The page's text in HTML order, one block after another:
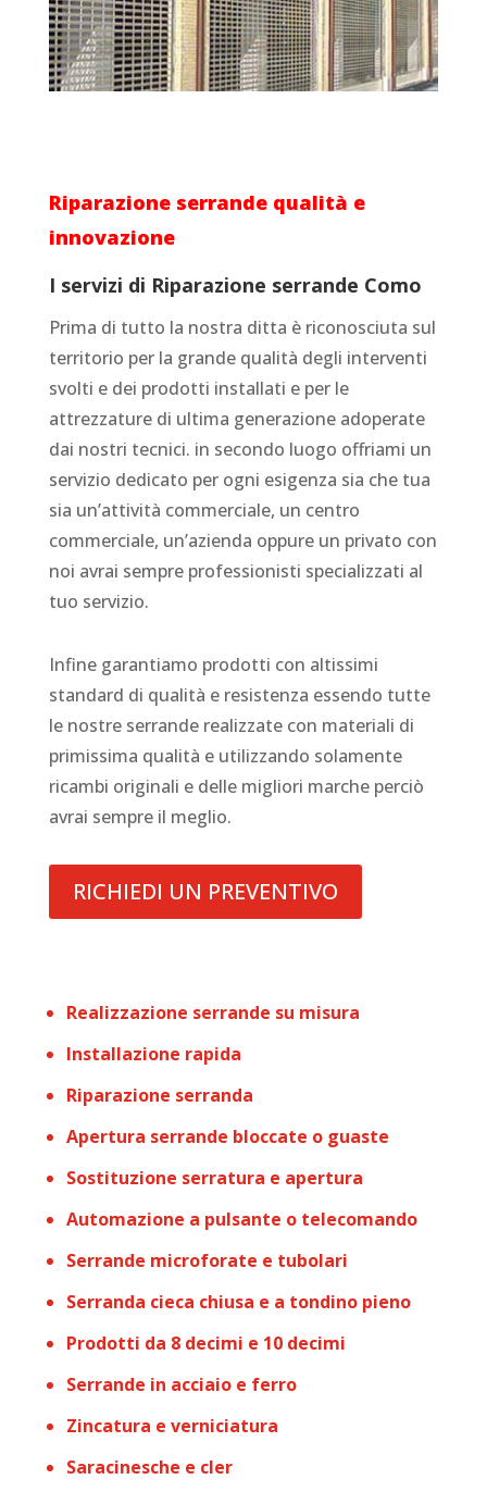
Riparazione serrandequalità e
innovazione
I servizi di Riparazione serrande Como
Prima di tutto la nostra ditta è riconosciuta sul
territorio per la grande qualità degli interventi
svolti e dei prodotti installati e per le
attrezzature di ultima generazione adoperate
dai nostri tecnici. in secondo luogo offriami un
servizio dedicato per ogni esigenza sia che tua
sia un’attività commerciale, un centro
commerciale, un’azienda oppure un privato con
noi avrai sempre professionisti specializzati al
tuo servizio.
Infine garantiamo prodotti con altissimi
standard di qualità e resistenza essendo tutte
le nostre serrande realizzate con materiali di
primissima qualità e utilizzando solamente
ricambi originali e delle migliori marche perciò
avrai sempre il meglio.
RICHIEDI UN PREVENTIVO
Realizzazione serrande su misura
Installazione rapida
Riparazione serranda
Apertura serrande bloccate o guaste
Sostituzione serratura e apertura
Automazione a pulsante o telecomando
Serrande microforate e tubolari
Serranda cieca chiusa e a tondino pieno
Prodotti da 8 decimi e 10 decimi
Serrande in acciaio e ferro
Zincatura e verniciatura
Saracinesche e cler